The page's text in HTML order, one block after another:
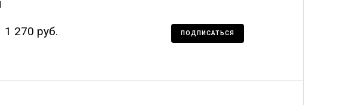
1 270 руб. ПОДПИСАТЬСЯ